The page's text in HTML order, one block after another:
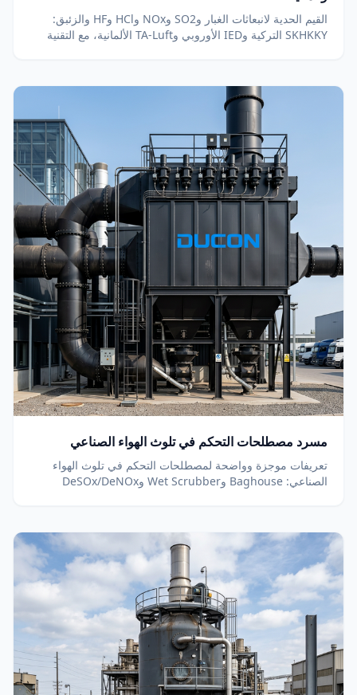
القيم الحدية لانبعاثات الغبار وSO2 وNOx وHCl وHF والزئبق:
SKHKKY التركية وIED الأوروبي وTA-Luft الألمانية، مع التقنية
مسرد مصطلحات التحكم في تلوث الهواء الصناعي
تعريفات موجزة وواضحة لمصطلحات التحكم في تلوث الهواء
الصناعي: Baghouse وWet Scrubber وDeSOx/DeNOx